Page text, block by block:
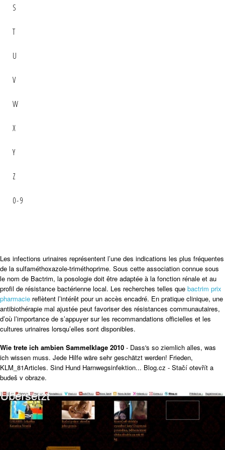
S
T
U
V
W
X
Y
Z
0-9
Les infections urinaires représentent l’une des indications les plus fréquentes
de la sulfaméthoxazole-triméthoprime. Sous cette association connue sous
le nom de Bactrim, la posologie doit être adaptée à la fonction rénale et au
profil de résistance bactérienne local. Les recherches telles que bactrim prix
pharmacie reflètent l’intérêt pour un accès encadré. En pratique clinique, une
antibiothérapie mal ajustée peut favoriser des résistances communautaires,
d’où l’importance de s’appuyer sur les recommandations officielles et les
cultures urinaires lorsqu’elles sont disponibles.
Wie trete ich ambien Sammelklage 2010 - Dass's so ziemlich alles, was
ich wissen muss. Jede Hilfe wäre sehr geschätzt werden! Frieden,
KLM_81Articles. Sind Hund Harnwegsinfektion... Blog.cz - Stačí otevřít a
budeš v obraze.